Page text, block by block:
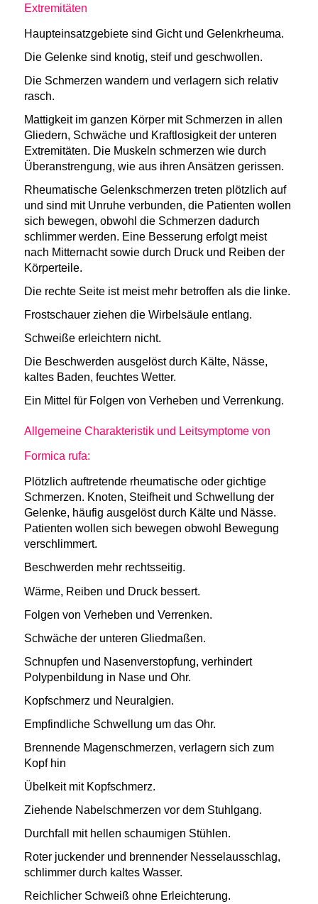
Extremitäten
Haupteinsatzgebiete sind Gicht und Gelenkrheuma.
Die Gelenke sind knotig, steif und geschwollen.
Die Schmerzen wandern und verlagern sich relativ
rasch.
Mattigkeit im ganzen Körper mit Schmerzen in allen
Gliedern, Schwäche und Kraftlosigkeit der unteren
Extremitäten. Die Muskeln schmerzen wie durch
Überanstrengung, wie aus ihren Ansätzen gerissen.
Rheumatische Gelenkschmerzen treten plötzlich auf
und sind mit Unruhe verbunden, die Patienten wollen
sich bewegen, obwohl die Schmerzen dadurch
schlimmer werden. Eine Besserung erfolgt meist
nach Mitternacht sowie durch Druck und Reiben der
Körperteile.
Die rechte Seite ist meist mehr betroffen als die linke.
Frostschauer ziehen die Wirbelsäule entlang.
Schweiße erleichtern nicht.
Die Beschwerden ausgelöst durch Kälte, Nässe,
kaltes Baden, feuchtes Wetter.
Ein Mittel für Folgen von Verheben und Verrenkung.
Allgemeine Charakteristik und Leitsymptome von
Formica rufa:
Plötzlich auftretende rheumatische oder gichtige
Schmerzen. Knoten, Steifheit und Schwellung der
Gelenke, häufig ausgelöst durch Kälte und Nässe.
Patienten wollen sich bewegen obwohl Bewegung
verschlimmert.
Beschwerden mehr rechtsseitig.
Wärme, Reiben und Druck bessert.
Folgen von Verheben und Verrenken.
Schwäche der unteren Gliedmaßen.
Schnupfen und Nasenverstopfung, verhindert
Polypenbildung in Nase und Ohr.
Kopfschmerz und Neuralgien.
Empfindliche Schwellung um das Ohr.
Brennende Magenschmerzen, verlagern sich zum
Kopf hin
Übelkeit mit Kopfschmerz.
Ziehende Nabelschmerzen vor dem Stuhlgang.
Durchfall mit hellen schaumigen Stühlen.
Roter juckender und brennender Nesselausschlag,
schlimmer durch kaltes Wasser.
Reichlicher Schweiß ohne Erleichterung.